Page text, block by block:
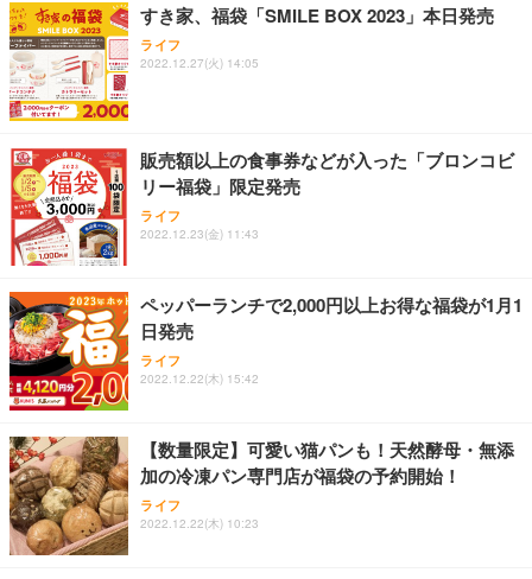
務用 おしゃれ パソコンチェア (ブラック)
Sezlife オフィスチェア デスクチェア 疲れない テレ
ワーク チェア 強化バックレスト 30度ロッキング機
務用 おしゃれ パソコンチェア (ホワイト)
ANDWINT オフィスチェア デスクチェア 肘なし メ
ッシュ 通気性 ランバーサポート付き 腰サポート ガ
ス圧無段階昇降 360度回転 キャスター付き コンパク
【整備済み品】Dell E2724HS 27インチ 液晶モニタ
ー フルHD（1920×1080）VA 非光沢 HDMI/DisplayP
【MiniLED/24.5inch/280Hz/FHD】GRAPHT THE S
HOOTER Gaming Monitor 24” Essential ゲーミン
グモニター QD 24.5インチ 1ms FHD 量子ドット 残
Smart Basic(スマートベーシック) 【Amazon.co.jp
限定】 Smart Basic アイリスオーヤマ ペットシーツ
アイリスオーヤマ ペットシーツ 超厚型 お徳用 レギ
ュラー 200枚入【Amazon.co.jp限定】
すき家、福袋「SMILE BOX 2023」本日発売
ライフ
2022.12.27(火) 14:05
販売額以上の食事券などが入った「ブロンコビ
リー福袋」限定発売
ライフ
2022.12.23(金) 11:43
ペッパーランチで2,000円以上お得な福袋が1月1
日発売
ライフ
2022.12.22(木) 15:42
【数量限定】可愛い猫パンも！天然酵母・無添
加の冷凍パン専門店が福袋の予約開始！
ライフ
2022.12.22(木) 10:23